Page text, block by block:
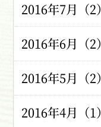
2016年7月（2）
2016年6月（2）
2016年5月（2）
2016年4月（1）